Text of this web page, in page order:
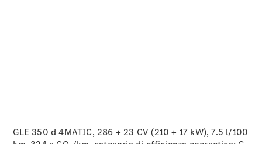
protezione dati
GLE 350 d 4MATIC, 286 + 23 CV (210 + 17 kW), 7.5 l/100